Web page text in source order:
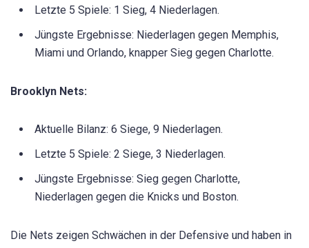
Letzte 5 Spiele: 1 Sieg, 4 Niederlagen.
Jüngste Ergebnisse: Niederlagen gegen Memphis,
Miami und Orlando, knapper Sieg gegen Charlotte.
Brooklyn Nets:
Aktuelle Bilanz: 6 Siege, 9 Niederlagen.
Letzte 5 Spiele: 2 Siege, 3 Niederlagen.
Jüngste Ergebnisse: Sieg gegen Charlotte,
Niederlagen gegen die Knicks und Boston.
Die Nets zeigen Schwächen in der Defensive und haben in